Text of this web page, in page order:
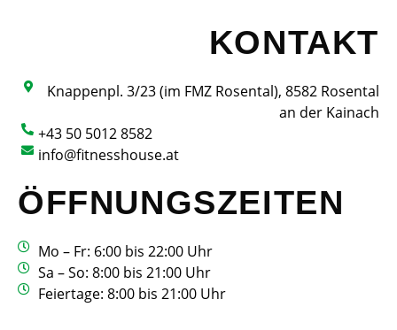
KONTAKT
Knappenpl. 3/23 (im FMZ Rosental), 8582 Rosental
an der Kainach
+43 50 5012 8582
info@fitnesshouse.at
ÖFFNUNGSZEITEN
Mo – Fr: 6:00 bis 22:00 Uhr
Sa – So: 8:00 bis 21:00 Uhr
Feiertage: 8:00 bis 21:00 Uhr